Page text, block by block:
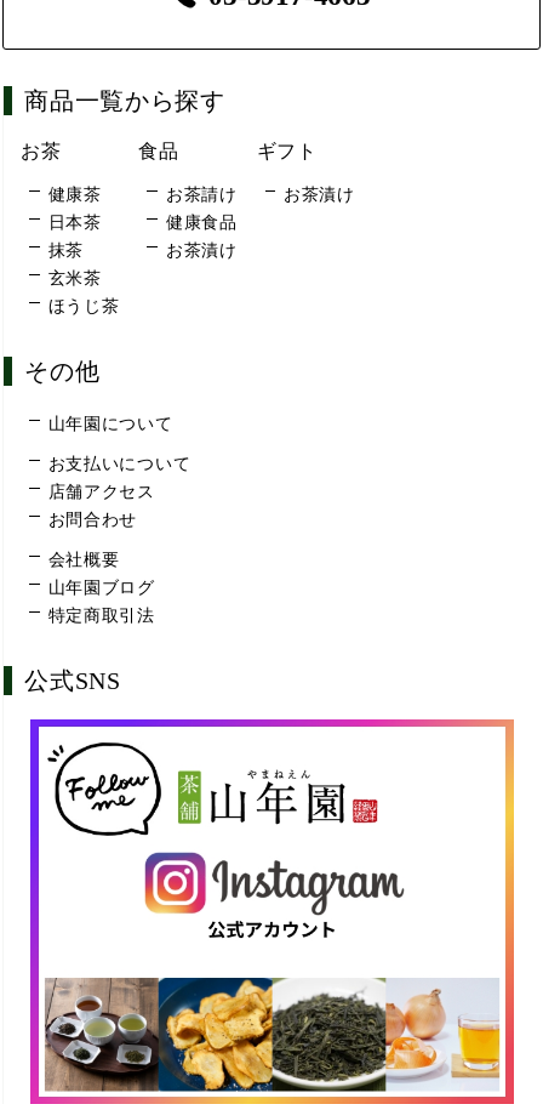
商品一覧から探す
お茶
健康茶
日本茶
抹茶
玄米茶
ほうじ茶
食品
お茶請け
健康食品
お茶漬け
ギフト
お茶漬け
その他
山年園について
お支払いについて
店舗アクセス
お問合わせ
会社概要
山年園ブログ
特定商取引法
公式SNS